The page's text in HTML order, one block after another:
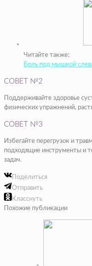
Читайте также:
Боль под мышкой
СОВЕТ №2
Поддерживайте здоровье
физических упражнений,
СОВЕТ №3
Избегайте перегрузок и
подходящие инструменты и
задач.
Поделиться
Отправить
Класснуть
Похожие публикации